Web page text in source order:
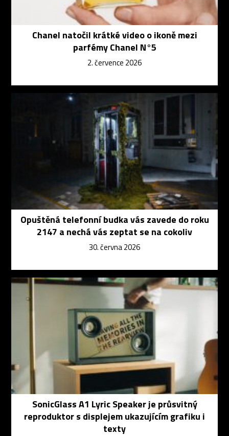
Chanel natočil krátké video o ikoně mezi
parfémy Chanel N°5
2. července 2026
Opuštěná telefonní budka vás zavede do roku
2147 a nechá vás zeptat se na cokoliv
30. června 2026
SonicGlass A1 Lyric Speaker je průsvitný
reproduktor s displejem ukazujícím grafiku i
texty